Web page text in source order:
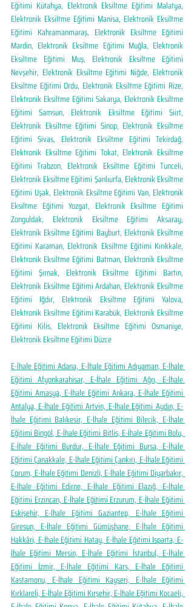
Eğitimi Kütahya, Elektronik Eksiltme Eğitimi Malatya,
Elektronik Eksiltme Eğitimi Manisa, Elektronik Eksiltme
Eğitimi Kahramanmaraş, Elektronik Eksiltme Eğitimi
Mardin, Elektronik Eksiltme Eğitimi Muğla, Elektronik
Eksiltme Eğitimi Muş, Elektronik Eksiltme Eğitimi
Nevşehir, Elektronik Eksiltme Eğitimi Niğde, Elektronik
Eksiltme Eğitimi Ordu, Elektronik Eksiltme Eğitimi Rize,
Elektronik Eksiltme Eğitimi Sakarya, Elektronik Eksiltme
Eğitimi Samsun, Elektronik Eksiltme Eğitimi Siirt,
Elektronik Eksiltme Eğitimi Sinop, Elektronik Eksiltme
Eğitimi Sivas, Elektronik Eksiltme Eğitimi Tekirdağ,
Elektronik Eksiltme Eğitimi Tokat, Elektronik Eksiltme
Eğitimi Trabzon, Elektronik Eksiltme Eğitimi Tunceli,
Elektronik Eksiltme Eğitimi Şanlıurfa, Elektronik Eksiltme
Eğitimi Uşak, Elektronik Eksiltme Eğitimi Van, Elektronik
Eksiltme Eğitimi Yozgat, Elektronik Eksiltme Eğitimi
Zonguldak, Elektronik Eksiltme Eğitimi Aksaray,
Elektronik Eksiltme Eğitimi Bayburt, Elektronik Eksiltme
Eğitimi Karaman, Elektronik Eksiltme Eğitimi Kırıkkale,
Elektronik Eksiltme Eğitimi Batman, Elektronik Eksiltme
Eğitimi Şırnak, Elektronik Eksiltme Eğitimi Bartın,
Elektronik Eksiltme Eğitimi Ardahan, Elektronik Eksiltme
Eğitimi Iğdır, Elektronik Eksiltme Eğitimi Yalova,
Elektronik Eksiltme Eğitimi Karabük, Elektronik Eksiltme
Eğitimi Kilis, Elektronik Eksiltme Eğitimi Osmaniye,
Elektronik Eksiltme Eğitimi Düzce
E-İhale Eğitimi Adana, E-İhale Eğitimi Adıyaman, E-İhale
Eğitimi Afyonkarahisar, E-İhale Eğitimi Ağrı, E-İhale
Eğitimi Amasya, E-İhale Eğitimi Ankara, E-İhale Eğitimi
Antalya, E-İhale Eğitimi Artvin, E-İhale Eğitimi Aydın, E-
İhale Eğitimi Balıkesir, E-İhale Eğitimi Bilecik, E-İhale
Eğitimi Bingöl, E-İhale Eğitimi Bitlis, E-İhale Eğitimi Bolu,
E-İhale Eğitimi Burdur, E-İhale Eğitimi Bursa, E-İhale
Eğitimi Çanakkale, E-İhale Eğitimi Çankırı, E-İhale Eğitimi
Çorum, E-İhale Eğitimi Denizli, E-İhale Eğitimi Diyarbakır,
E-İhale Eğitimi Edirne, E-İhale Eğitimi Elazığ, E-İhale
Eğitimi Erzincan, E-İhale Eğitimi Erzurum, E-İhale Eğitimi
Eskişehir, E-İhale Eğitimi Gaziantep, E-İhale Eğitimi
Giresun, E-İhale Eğitimi Gümüşhane, E-İhale Eğitimi
Hakkâri, E-İhale Eğitimi Hatay, E-İhale Eğitimi Isparta, E-
İhale Eğitimi Mersin, E-İhale Eğitimi İstanbul, E-İhale
Eğitimi İzmir, E-İhale Eğitimi Kars, E-İhale Eğitimi
Kastamonu, E-İhale Eğitimi Kayseri, E-İhale Eğitimi
Kırklareli, E-İhale Eğitimi Kırşehir, E-İhale Eğitimi Kocaeli,